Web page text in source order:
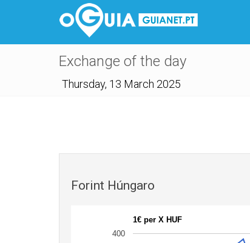
Exchange of the day
Thursday, 13 March 2025
Forint Húngaro
1€ per X HUF
400